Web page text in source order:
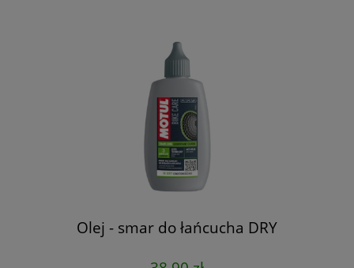
Olej - smar do łańcucha DRY